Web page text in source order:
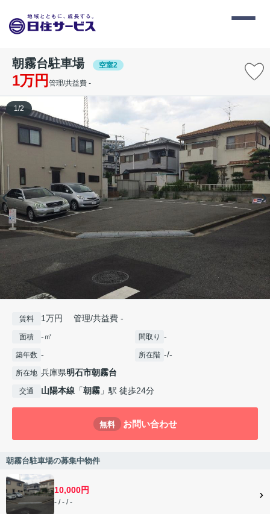
朝霧台駐車場 空室2
1万円 管理/共益費 -
1/2
賃料 1万円 管理/共益費 -
面積 -㎡ 間取り -
築年数 - 所在階 -/-
所在地 兵庫県明石市朝霧台
交通 山陽本線 「朝霧 」駅 徒歩24分
無料 お問い合わせ
朝霧台駐車場の募集中物件
10,000円
- / - / -